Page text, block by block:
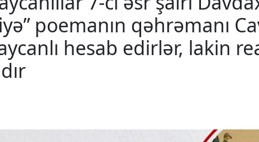
Azərbaycanlılar 7-ci əsr
“Mərsiyə” poemanın
başqadır